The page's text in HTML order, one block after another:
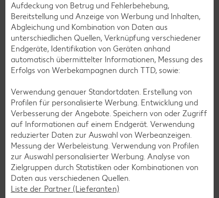
Zurück zum Lebensmittellexikon
Weitere interessante Artikel
Aufdeckung von Betrug und Fehlerbehebung,
Bereitstellung und Anzeige von Werbung und Inhalten,
Abgleichung und Kombination von Daten aus
unterschiedlichen Quellen, Verknüpfung verschiedener
Endgeräte, Identifikation von Geräten anhand
automatisch übermittelter Informationen, Messung des
Erfolgs von Werbekampagnen durch TTD, sowie:
Verwendung genauer Standortdaten. Erstellung von
Profilen für personalisierte Werbung. Entwicklung und
Verbesserung der Angebote. Speichern von oder Zugriff
auf Informationen auf einem Endgerät. Verwendung
reduzierter Daten zur Auswahl von Werbeanzeigen.
Messung der Werbeleistung. Verwendung von Profilen
zur Auswahl personalisierter Werbung. Analyse von
Zielgruppen durch Statistiken oder Kombinationen von
Daten aus verschiedenen Quellen.
Liste der Partner (Lieferanten)